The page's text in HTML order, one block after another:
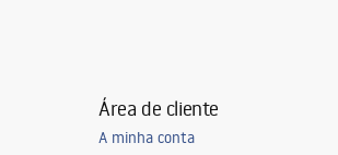
Área de cliente
A minha conta